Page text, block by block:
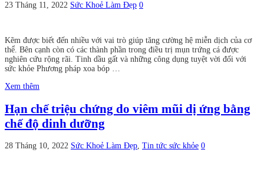
23 Tháng 11, 2022 Sức Khoẻ Làm Đẹp 0
Kẽm được biết đến nhiều với vai trò giúp tăng cường hệ miễn dịch của cơ
thể. Bên cạnh còn có các thành phần trong điều trị mụn trứng cá được
nghiên cứu rộng rãi. Tinh dầu gất và những công dụng tuyệt vời đối với
sức khỏe Phương pháp xoa bóp …
Xem thêm
Hạn chế triệu chứng do viêm mũi dị ứng bằng
chế độ dinh dưỡng
28 Tháng 10, 2022 Sức Khoẻ Làm Đẹp, Tin tức sức khỏe 0